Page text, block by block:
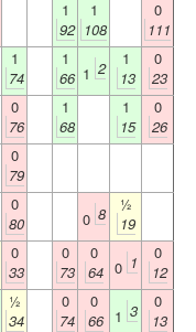
1
92
1
108
0
111
1
74
1
66 1 2
1
13
0
23
0
76
1
68
1
15
0
26
0
79
0
80
0 8
½
19
0
33
0
73
0
64 0 1
0
12
½
34
0
74
0
66
1 3
0
13